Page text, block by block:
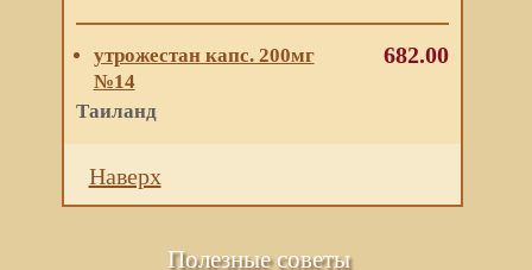
утрожестан капс. 200мг
№14
Таиланд
682.00
Наверх
Полезные советы